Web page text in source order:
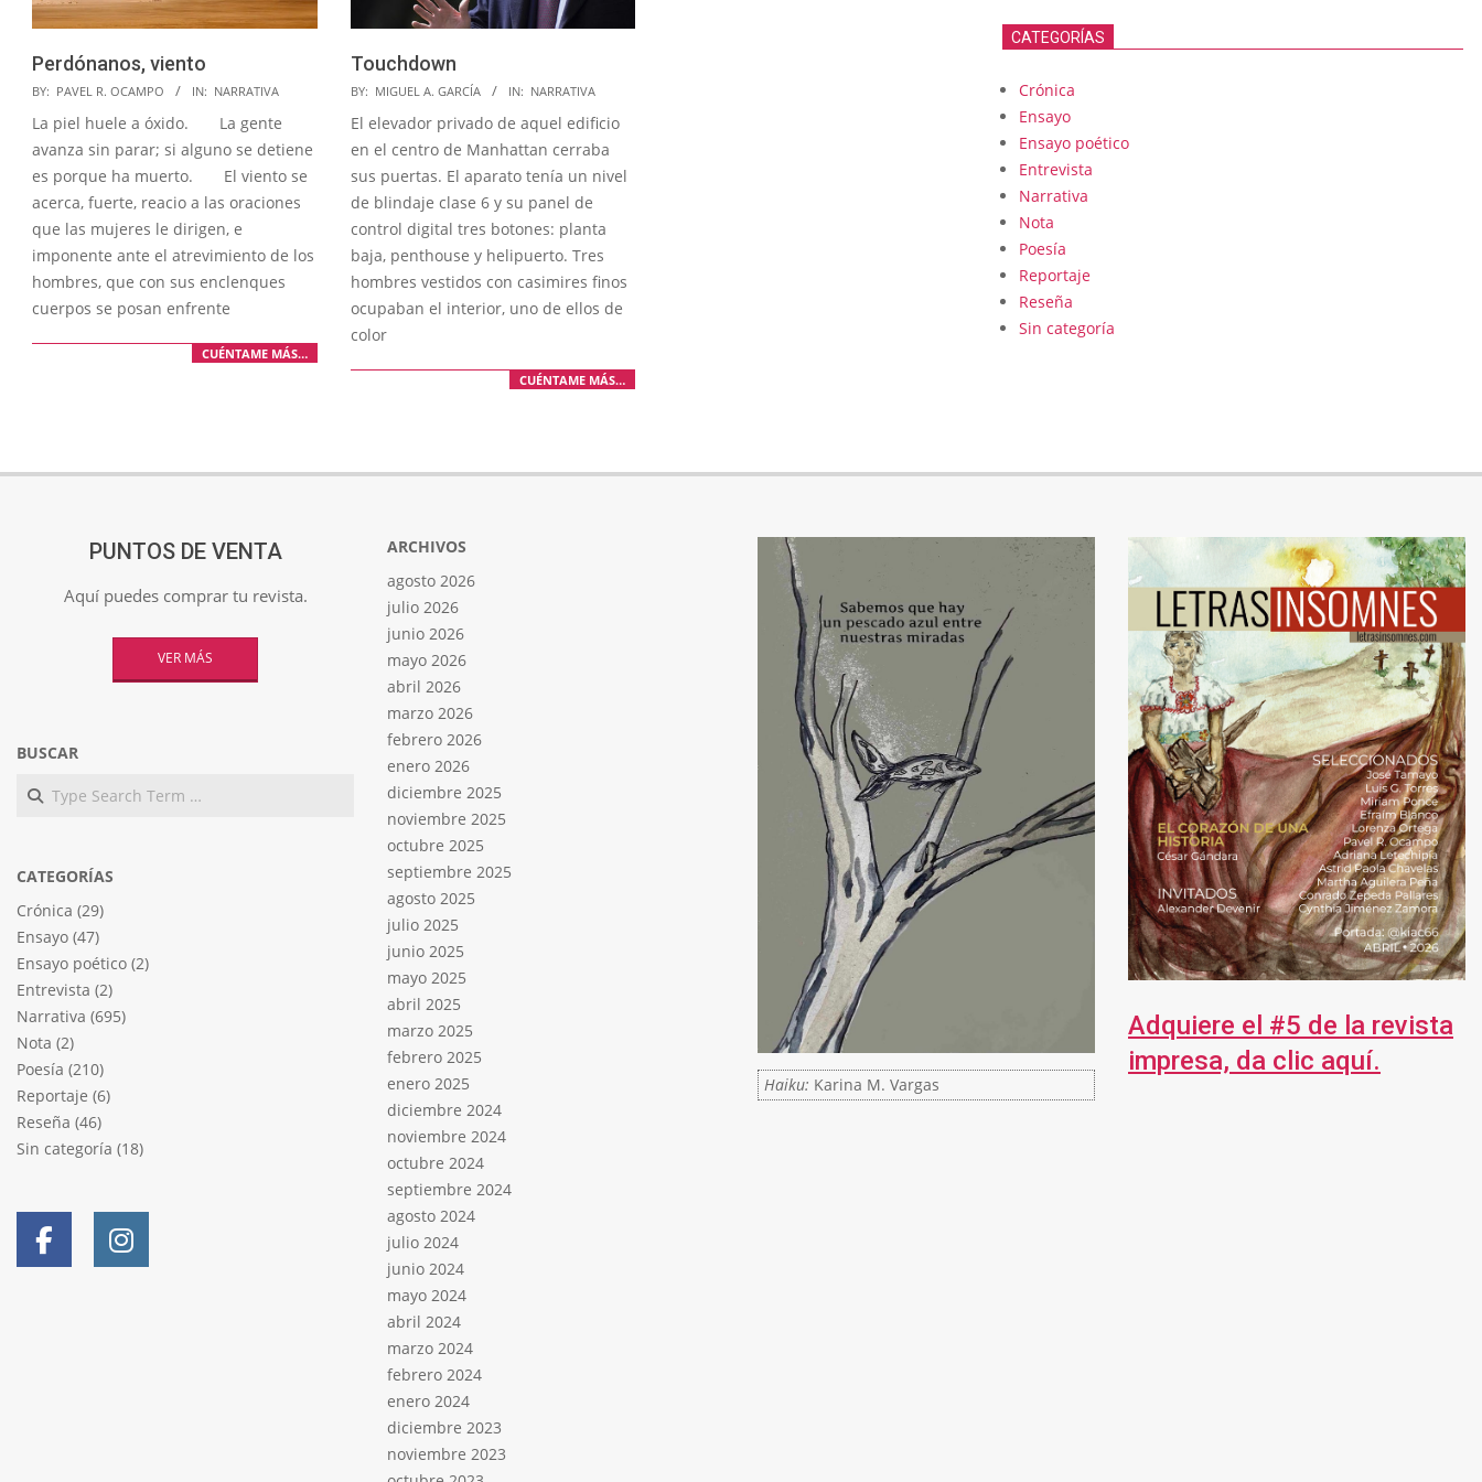
Perdónanos, viento
2020-
12-
20
BY: PAVEL R. OCAMPO IN: NARRATIVA
La piel huele a óxido. La gente
avanza sin parar; si alguno se detiene
es porque ha muerto. El viento se
acerca, fuerte, reacio a las oraciones
que las mujeres le dirigen, e
imponente ante el atrevimiento de los
hombres, que con sus enclenques
cuerpos se posan enfrente
CUÉNTAME MÁS…
Touchdown
2020-
12-
17
BY: MIGUEL A. GARCÍA IN: NARRATIVA
El elevador privado de aquel edificio
en el centro de Manhattan cerraba
sus puertas. El aparato tenía un nivel
de blindaje clase 6 y su panel de
control digital tres botones: planta
baja, penthouse y helipuerto. Tres
hombres vestidos con casimires finos
ocupaban el interior, uno de ellos de
color
CUÉNTAME MÁS…
CATEGORÍAS
Crónica
Ensayo
Ensayo poético
Entrevista
Narrativa
Nota
Poesía
Reportaje
Reseña
Sin categoría
PUNTOS DE VENTA
Aquí puedes comprar tu revista.
VER MÁS
BUSCAR
Search
CATEGORÍAS
Crónica (29)
Ensayo (47)
Ensayo poético (2)
Entrevista (2)
Narrativa (695)
Nota (2)
Poesía (210)
Reportaje (6)
Reseña (46)
Sin categoría (18)
ARCHIVOS
agosto 2026
julio 2026
junio 2026
mayo 2026
abril 2026
marzo 2026
febrero 2026
enero 2026
diciembre 2025
noviembre 2025
octubre 2025
septiembre 2025
agosto 2025
julio 2025
junio 2025
mayo 2025
abril 2025
marzo 2025
febrero 2025
enero 2025
diciembre 2024
noviembre 2024
octubre 2024
septiembre 2024
agosto 2024
julio 2024
junio 2024
mayo 2024
abril 2024
marzo 2024
febrero 2024
enero 2024
diciembre 2023
noviembre 2023
Haiku: Karina M. Vargas
Adquiere el #5 de la revista
impresa, da clic aquí.